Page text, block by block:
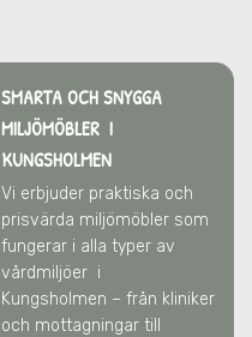
SMARTA OCH SNYGGA
MILJÖMÖBLER I
KUNGSHOLMEN
Vi erbjuder praktiska och
prisvärda miljömöbler som
fungerar i alla typer av
vårdmiljöer i
Kungsholmen – från kliniker
och mottagningar till